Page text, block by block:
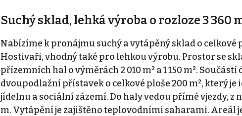
Suchý sklad, lehká výroba o rozloze 3 360
Nabízíme k pronájmu suchý a vytápěný sklad o celkové
Hostivaři, vhodný také pro lehkou výrobu. Prostor se
přízemních hal o výměrách 2 010 m² a 1 150 m².
dvoupodlažní přístavek o celkové ploše 200 m², který
jídelnu a sociální zázemí. Do haly vedou přímé vjezdy, z
m. Vytápění je zajištěno teplovodními saharami. Areál